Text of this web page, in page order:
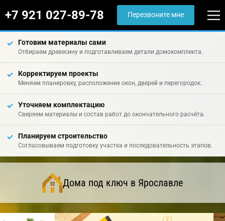
+7 921 027-89-78 Перезвоните мне
Готовим материалы сами
Отбираем древесину и подготавливаем детали домокомплекта.
Корректируем проекты
Меняем планировку, расположение окон, дверей и перегородок.
Уточняем комплектацию
Сверяем материалы и состав работ до окончательного расчёта.
Планируем строительство
Согласовываем подготовку участка и последовательность этапов.
Дома под ключ в Ярославле